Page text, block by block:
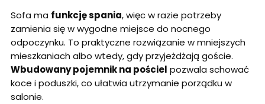
Sofa ma funkcję spania, więc w razie potrzeby
zamienia się w wygodne miejsce do nocnego
odpoczynku. To praktyczne rozwiązanie w mniejszych
mieszkaniach albo wtedy, gdy przyjeżdżają goście.
Wbudowany pojemnik na pościel pozwala schować
koce i poduszki, co ułatwia utrzymanie porządku w
salonie.